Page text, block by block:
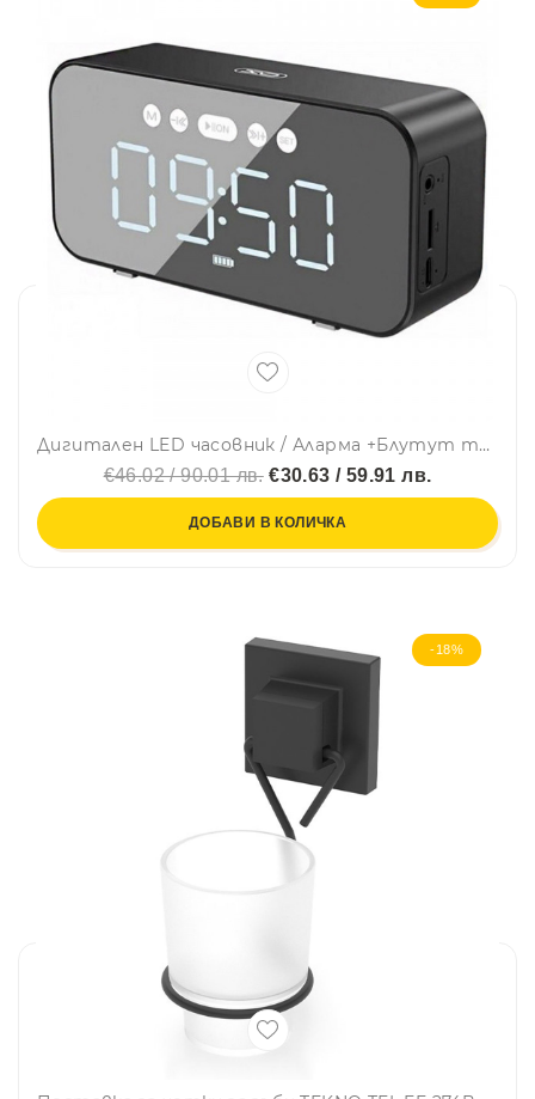
Дигитален LED часовник / Аларма +Блутут тонколона XO-F41
€46.02 / 90.01 лв.€30.63 / 59.91 лв.
ДОБАВИ В КОЛИЧКА
-18%